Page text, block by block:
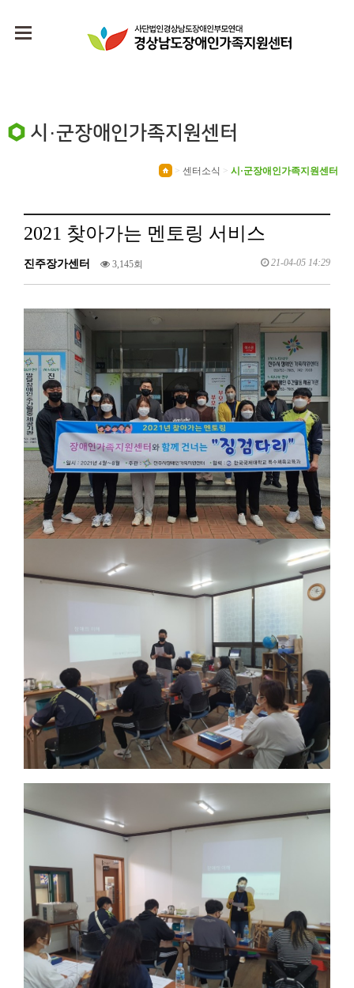
시·군장애인가족지원센터
> 센터소식 > 시·군장애인가족지원센터
2021 찾아가는 멘토링 서비스
진주장가센터 3,145회 21-04-05 14:29